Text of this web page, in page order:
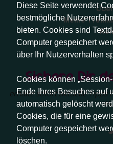
Diese Seite verwendet
bestmögliche
bieten. Cookies sind
Computer gespeichert
über Ihr Nutzerverhalten
Cookies können
Ende Ihres Besuches auf
automatisch gelöscht
Cookies, die für eine
Computer gespeichert
löschen.
Meine
Sichere Dir
erhalte sofort aktuelle Tipps